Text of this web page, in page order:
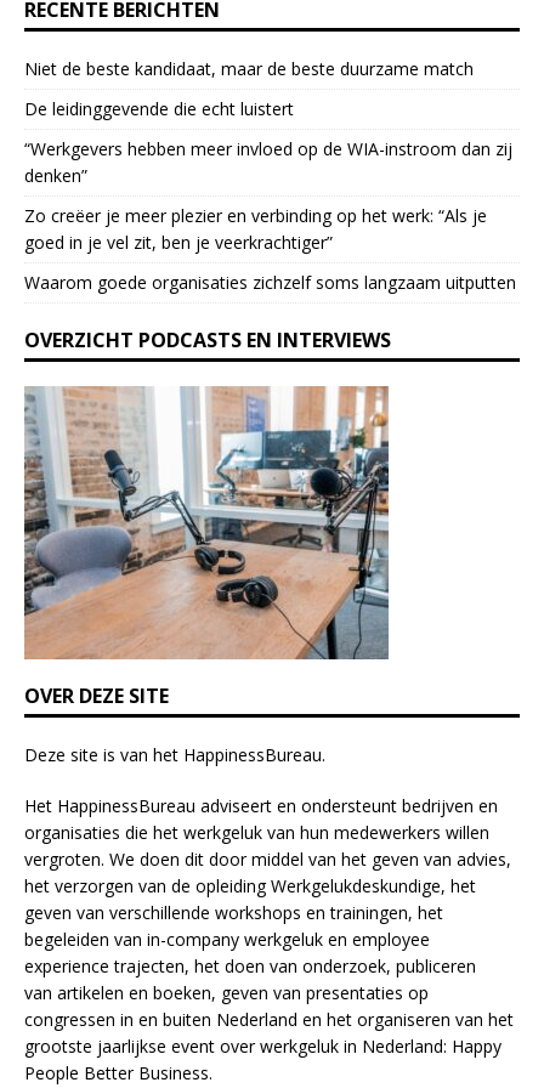
.
l
e
a
s
e
l
a
v
t
h
i
s
f
i
e
l
d
b
l
n
k
.
RECENTE BERICHTEN
Niet de beste kandidaat, maar de beste duurzame match
De leidinggevende die echt luistert
“Werkgevers hebben meer invloed op de WIA-instroom dan zij
denken”
Zo creëer je meer plezier en verbinding op het werk: “Als je
goed in je vel zit, ben je veerkrach­tiger”
Waarom goede organisaties zichzelf soms langzaam uitputten
OVERZICHT PODCASTS EN INTERVIEWS
OVER DEZE SITE
Deze site is van het HappinessBureau.
Het HappinessBureau adviseert en ondersteunt bedrijven en
organisaties die het werkgeluk van hun medewerkers willen
vergroten. We doen dit door middel van het geven van advies,
het verzorgen van de opleidingWerkgelukdeskundige, het
geven van verschillende workshops en trainingen, het
begeleiden van in-company werkgeluk en employee
experiencetrajecten, het doen van onderzoek, publiceren
van artikelen en boeken, geven van presentaties op
congressen in en buiten Nederland en het organiseren van het
grootste jaarlijkse event over werkgeluk in Nederland: Happy
People Better Business.